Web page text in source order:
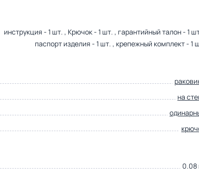
инструкция - 1 шт. , Крючок - 1 шт. , гарантийный талон - 1
паспорт изделия - 1 шт. , крепежный комплект - 1
на
0.08